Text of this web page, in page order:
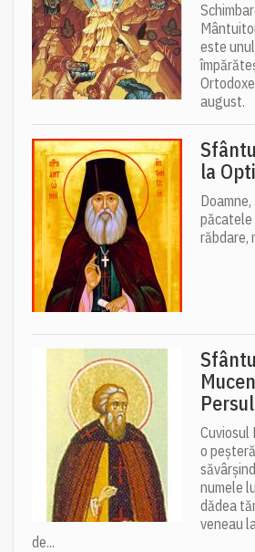
este
august.
la
păcatele
răbdare,
Persul
Cuviosul
o
numele
dădea
veneau
de...